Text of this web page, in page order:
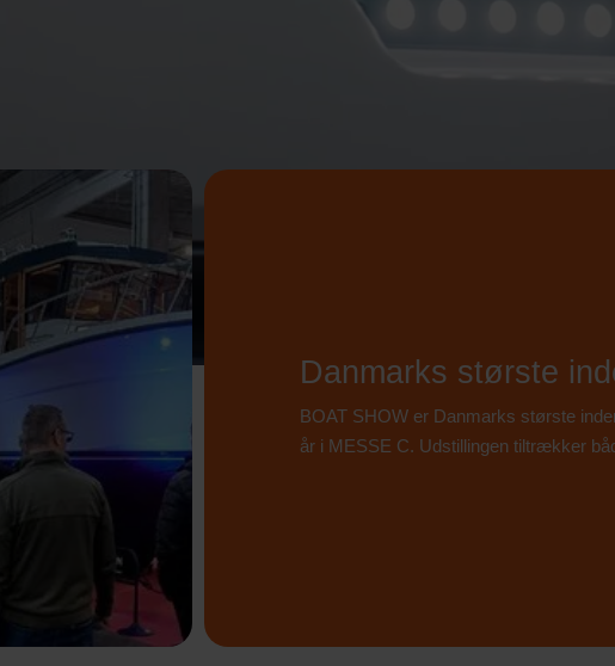
Danmarks største
BOAT SHOW er Danmarks største
år i MESSE C. Udstillingen tiltrækker